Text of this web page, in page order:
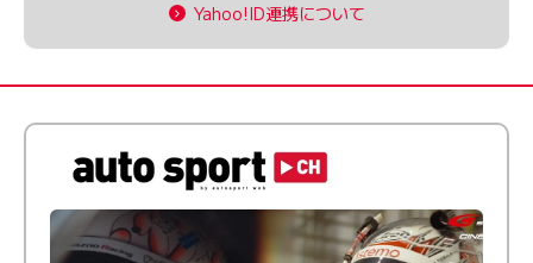
Yahoo!ID連携について